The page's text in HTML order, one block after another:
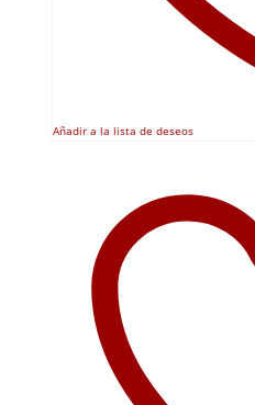
Añadir a la lista de deseos